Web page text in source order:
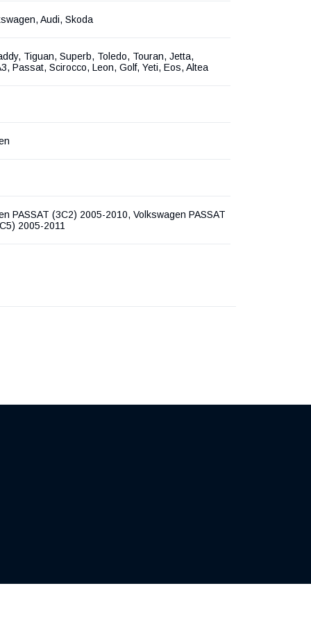
Audi, Skoda
Tiguan, Superb, Toledo, Touran, Jetta,
Passat, Scirocco, Leon, Golf, Yeti, Eos, Altea
PASSAT (3C2) 2005-2010, Volkswagen PASSAT
2005-2011